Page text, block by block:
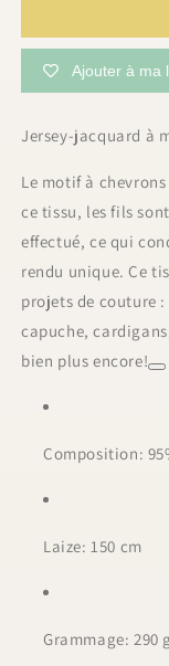
Jersey-
10
cm
10
Ajouter à ma
Jersey-jacquard à
Le motif à
ce tissu, les fils
effectué, ce qui
rendu unique. Ce
projets de couture
capuche,
bien plus encore!
Composition:
Laize: 150 cm
Grammage: 290